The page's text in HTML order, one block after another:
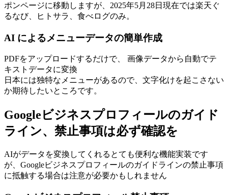
ポンページに移動しますが、2025年5月28日現在では楽天ぐ
るなび、ヒトサラ、食べログのみ。
AI によるメニューデータの簡単作成
PDFをアップロードするだけで、 画像データから自動でテ
キストデータに変換
日本には独特なメニューがあるので、文字化けを起こさない
か期待したいところです。
Googleビジネスプロフィールのガイド
ライン、禁止事項は必ず確認を
AIがデータを変換してくれるとても便利な機能実装です
が、Googleビジネスプロフィールのガイドラインの禁止事項
に抵触する場合は注意が必要かもしれません